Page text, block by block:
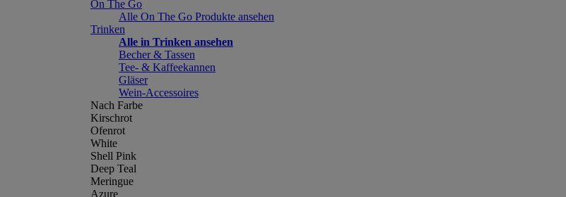
On The Go
Alle On The Go Produkte ansehen
Trinken
Alle in Trinken ansehen
Becher & Tassen
Tee- & Kaffeekannen
Gläser
Wein-Accessoires
Nach Farbe
Kirschrot
Ofenrot
White
Shell Pink
Deep Teal
Meringue
Azure